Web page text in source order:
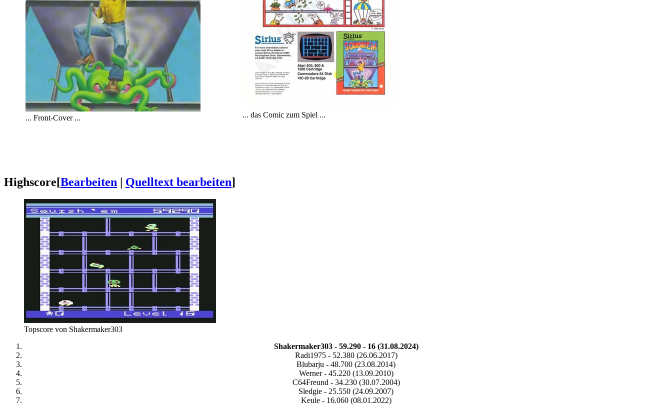
... Front-Cover ... ... das Comic zum Spiel ...
Highscore[Bearbeiten Quelltext bearbeiten]
Topscore von Shakermaker303
Shakermaker303 - 59.290 - 16 (31.08.2024)
Radi1975 - 52.380 (26.06.2017)
Blubarju - 48.700 (23.08.2014)
Werner - 45.220 (13.09.2010)
C64Freund - 34.230 (30.07.2004)
Sledgie - 25.550 (24.09.2007)
Keule - 16.060 (08.01.2022)